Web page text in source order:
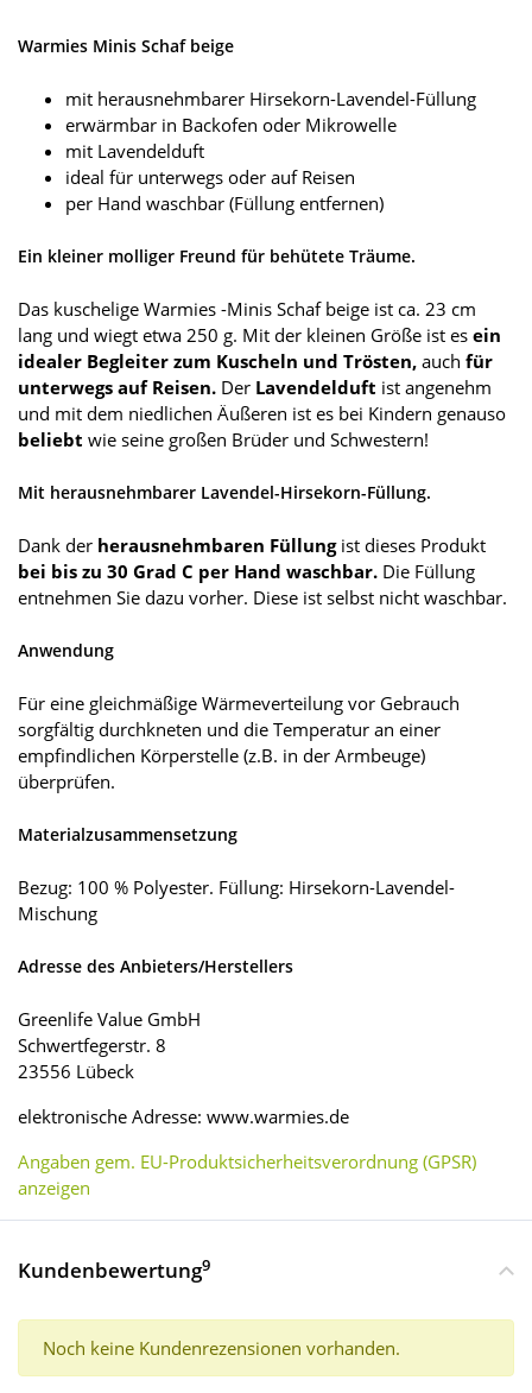
Warmies Minis Schaf beige
mit herausnehmbarer Hirsekorn-Lavendel-Füllung
erwärmbar in Backofen oder Mikrowelle
mit Lavendelduft
ideal für unterwegs oder auf Reisen
per Hand waschbar (Füllung entfernen)
Ein kleiner molliger Freund für behütete Träume.
Das kuschelige Warmies -Minis Schaf beige ist ca. 23 cm
lang und wiegt etwa 250 g. Mit der kleinen Größe ist es ein
idealer Begleiter zum Kuscheln und Trösten, auch für
unterwegs auf Reisen. Der Lavendelduft ist angenehm
und mit dem niedlichen Äußeren ist es bei Kindern genauso
beliebt wie seine großen Brüder und Schwestern!
Mit herausnehmbarer Lavendel-Hirsekorn-Füllung.
Dank der herausnehmbaren Füllungist dieses Produkt
bei bis zu 30 Grad C per Hand waschbar. Die Füllung
entnehmen Sie dazu vorher. Diese ist selbst nicht waschbar.
Anwendung
Für eine gleichmäßige Wärmeverteilung vor Gebrauch
sorgfältig durchkneten und die Temperatur an einer
empfindlichen Körperstelle (z.B. in der Armbeuge)
überprüfen.
Materialzusammensetzung
Bezug: 100 % Polyester. Füllung: Hirsekorn-Lavendel-
Mischung
Adresse des Anbieters/Herstellers
Greenlife Value GmbH
Schwertfegerstr. 8
23556 Lübeck
elektronische Adresse: www.warmies.de
Angaben gem. EU-Produktsicherheitsverordnung (GPSR)
anzeigen
Kundenbewertung9
Noch keine Kundenrezensionen vorhanden.